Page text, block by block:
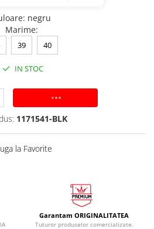
: negru
Marime:
39 40
IN STOC
ADAUGA IN COS
1171541-BLK
la Favorite
Garantam ORIGINALITATEA
Tuturor produselor comercializate.